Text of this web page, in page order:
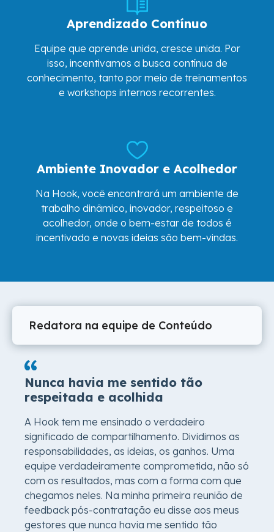
Aprendizado Contínuo
Equipe que aprende unida, cresce unida. Por
isso, incentivamos a busca contínua de
conhecimento, tanto por meio de treinamentos
e workshops internos recorrentes.
Ambiente Inovador e Acolhedor
Na Hook, você encontrará um ambiente de
trabalho dinâmico, inovador, respeitoso e
acolhedor, onde o bem-estar de todos é
incentivado e novas ideias são bem-vindas.
Nunca havia me sentido tão
respeitada e acolhida
A Hook tem me ensinado o verdadeiro
significado de compartilhamento. Dividimos as
responsabilidades, as ideias, os ganhos. Uma
equipe verdadeiramente comprometida, não só
com os resultados, mas com a forma com que
chegamos neles. Na minha primeira reunião de
feedback pós-contratação eu disse aos meus
gestores que nunca havia me sentido tão